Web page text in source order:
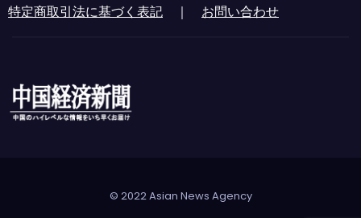
特定商取引法に基づく表記 ｜ お問い合わせ
© 2022 Asian News Agency